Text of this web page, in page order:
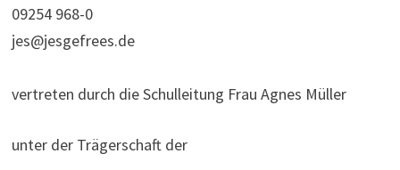
09254 968-0
jes@jesgefrees.de
vertreten durch die Schulleitung Frau Agnes Müller
unter der Trägerschaft der